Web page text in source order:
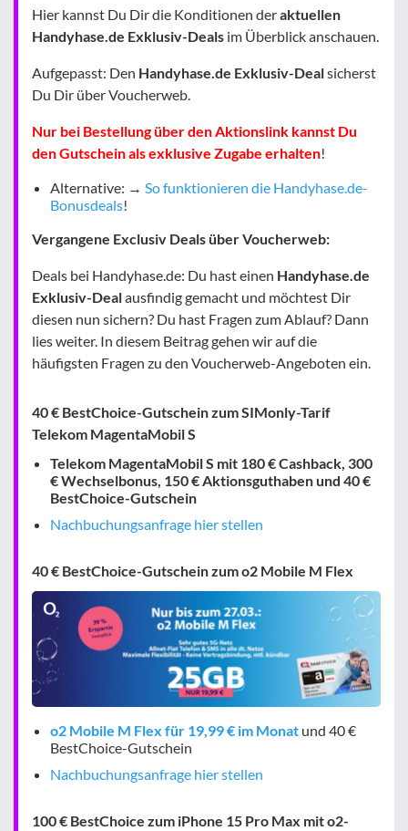
Hier kannst Du Dir die Konditionen deraktuellen
Handyhase.de Exklusiv-Deals im Überblick anschauen.
Aufgepasst: Den Handyhase.de Exklusiv-Dealsicherst
Du Dir über Voucherweb.
Nur bei Bestellung über den Aktionslink kannst Du
den Gutschein als exklusive Zugabe erhalten!
Alternative: → So funktionieren die Handyhase.de-
Bonusdeals!
Vergangene Exclusiv Deals über Voucherweb:
Deals bei Handyhase.de: Du hast einen Handyhase.de
Exklusiv-Dealausfindig gemacht und möchtest Dir
diesen nun sichern? Du hast Fragen zum Ablauf? Dann
lies weiter. In diesem Beitrag gehen wir auf die
häufigsten Fragen zu den Voucherweb-Angeboten ein.
40 € BestChoice-Gutschein zumSIMonly-Tarif
Telekom MagentaMobil S
Telekom MagentaMobil S mit 180 € Cashback, 300
€ Wechselbonus, 150 € Aktionsguthaben und 40 €
BestChoice-Gutschein
Nachbuchungsanfrage hier stellen
40 € BestChoice-Gutschein zum o2 Mobile M Flex
o2 Mobile M Flex für 19,99 € im Monat und 40 €
BestChoice-Gutschein
Nachbuchungsanfrage hier stellen
100 € BestChoice zum iPhone 15 Pro Max mit o2-